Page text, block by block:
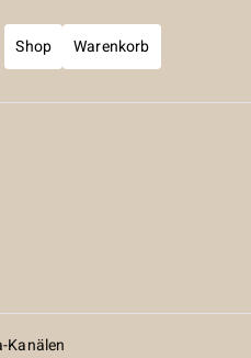
Shop Warenkorb
Kanälen